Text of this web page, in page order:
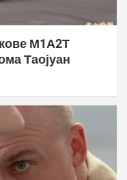
М1А2Т
Таојуан